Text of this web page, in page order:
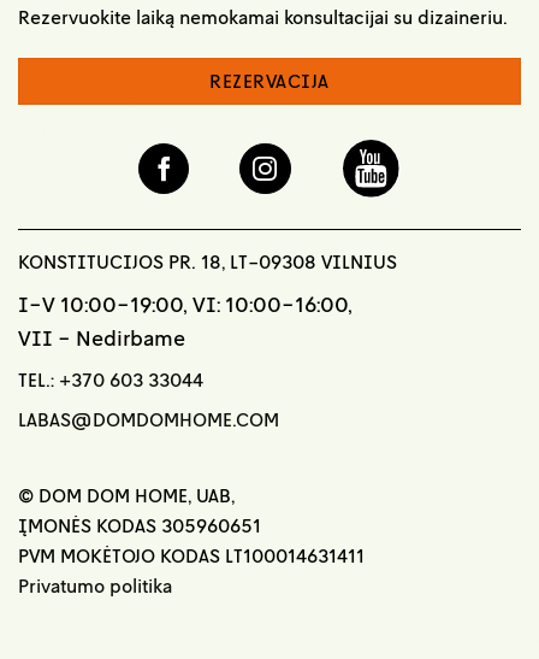
Rezervuokite laiką nemokamai konsultacijai su dizaineriu.
REZERVACIJA
KONSTITUCIJOS PR. 18, LT-09308 VILNIUS
I-V 10:00-19:00, VI: 10:00-16:00,
VII - Nedirbame
TEL.: +370 603 33044
LABAS@DOMDOMHOME.COM
© DOM DOM HOME, UAB,
ĮMONĖS KODAS 305960651
PVM MOKĖTOJO KODAS LT100014631411
Privatumo politika